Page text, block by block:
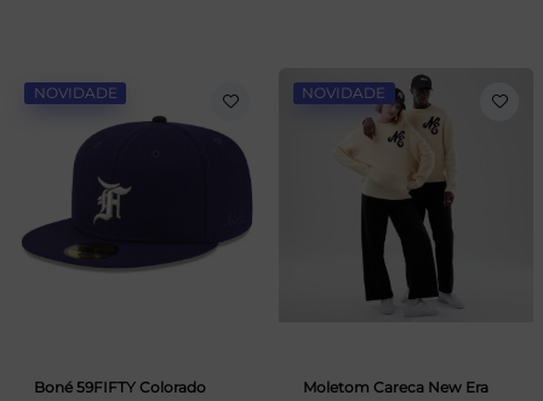
NOVIDADE
Boné 59FIFTY Colorado
NOVIDADE
Moletom Careca New Era